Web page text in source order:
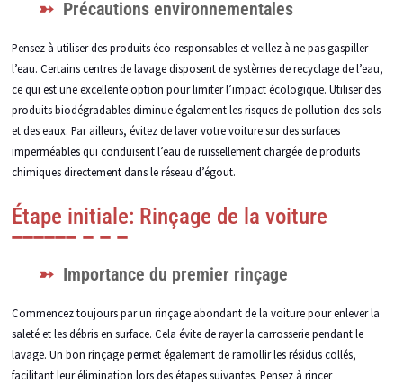
Précautions environnementales
Pensez à utiliser des produits éco-responsables et veillez à ne pas gaspiller
l’eau. Certains centres de lavage disposent de systèmes de recyclage de l’eau,
ce qui est une excellente option pour limiter l’impact écologique. Utiliser des
produits biodégradables diminue également les risques de pollution des sols
et des eaux. Par ailleurs, évitez de laver votre voiture sur des surfaces
imperméables qui conduisent l’eau de ruissellement chargée de produits
chimiques directement dans le réseau d’égout.
Étape initiale: Rinçage de la voiture
Importance du premier rinçage
Commencez toujours par un rinçage abondant de la voiture pour enlever la
saleté et les débris en surface. Cela évite de rayer la carrosserie pendant le
lavage. Un bon rinçage permet également de ramollir les résidus collés,
facilitant leur élimination lors des étapes suivantes. Pensez à rincer